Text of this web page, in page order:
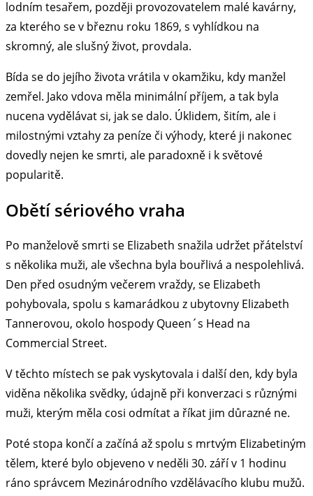
lodním tesařem, později provozovatelem malé kavárny,
za kterého se v březnu roku 1869, s vyhlídkou na
skromný, ale slušný život, provdala.
Bída se do jejího života vrátila v okamžiku, kdy manžel
zemřel. Jako vdova měla minimální příjem, a tak byla
nucena vydělávat si, jak se dalo. Úklidem, šitím, ale i
milostnými vztahy za peníze či výhody, které ji nakonec
dovedly nejen ke smrti, ale paradoxně i k světové
popularitě.
Obětí sériového vraha
Po manželově smrti se Elizabeth snažila udržet přátelství
s několika muži, ale všechna byla bouřlivá a nespolehlivá.
Den před osudným večerem vraždy, se Elizabeth
pohybovala, spolu s kamarádkou z ubytovny Elizabeth
Tannerovou, okolo hospody Queen´s Head na
Commercial Street.
V těchto místech se pak vyskytovala i další den, kdy byla
viděna několika svědky, údajně při konverzaci s různými
muži, kterým měla cosi odmítat a říkat jim důrazné ne.
Poté stopa končí a začíná až spolu s mrtvým Elizabetiným
tělem, které bylo objeveno v neděli 30. září v 1 hodinu
ráno správcem Mezinárodního vzdělávacího klubu mužů.